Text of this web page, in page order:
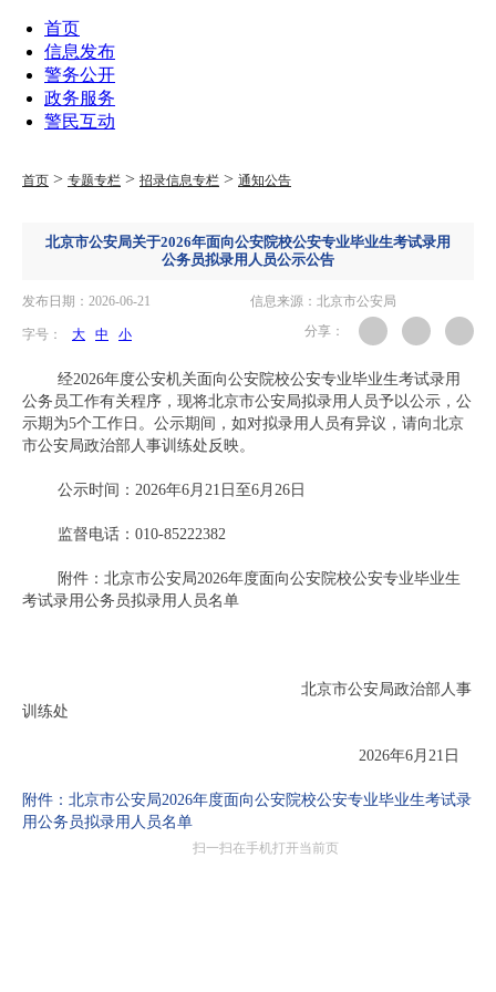
首页
信息发布
警务公开
政务服务
警民互动
首页 > 专题专栏 > 招录信息专栏 > 通知公告
北京市公安局关于2026年面向公安院校公安专业毕业生考试录用
公务员拟录用人员公示公告
发布日期：2026-06-21 信息来源：北京市公安局
字号： 大 中 小 分享：
经2026年度公安机关面向公安院校公安专业毕业生考试录用
公务员工作有关程序，现将北京市公安局拟录用人员予以公示，公
示期为5个工作日。公示期间，如对拟录用人员有异议，请向北京
市公安局政治部人事训练处反映。
公示时间：2026年6月21日至6月26日
监督电话：010-85222382
附件：北京市公安局2026年度面向公安院校公安专业毕业生
考试录用公务员拟录用人员名单
北京市公安局政治部人事
训练处
2026年6月21日
附件：北京市公安局2026年度面向公安院校公安专业毕业生考试录
用公务员拟录用人员名单
扫一扫在手机打开当前页